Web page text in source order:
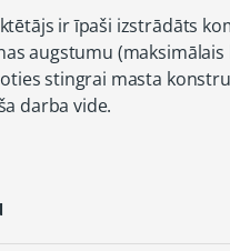
ir īpaši izstrādāts
augstumu
stingrai masta
darba vide.